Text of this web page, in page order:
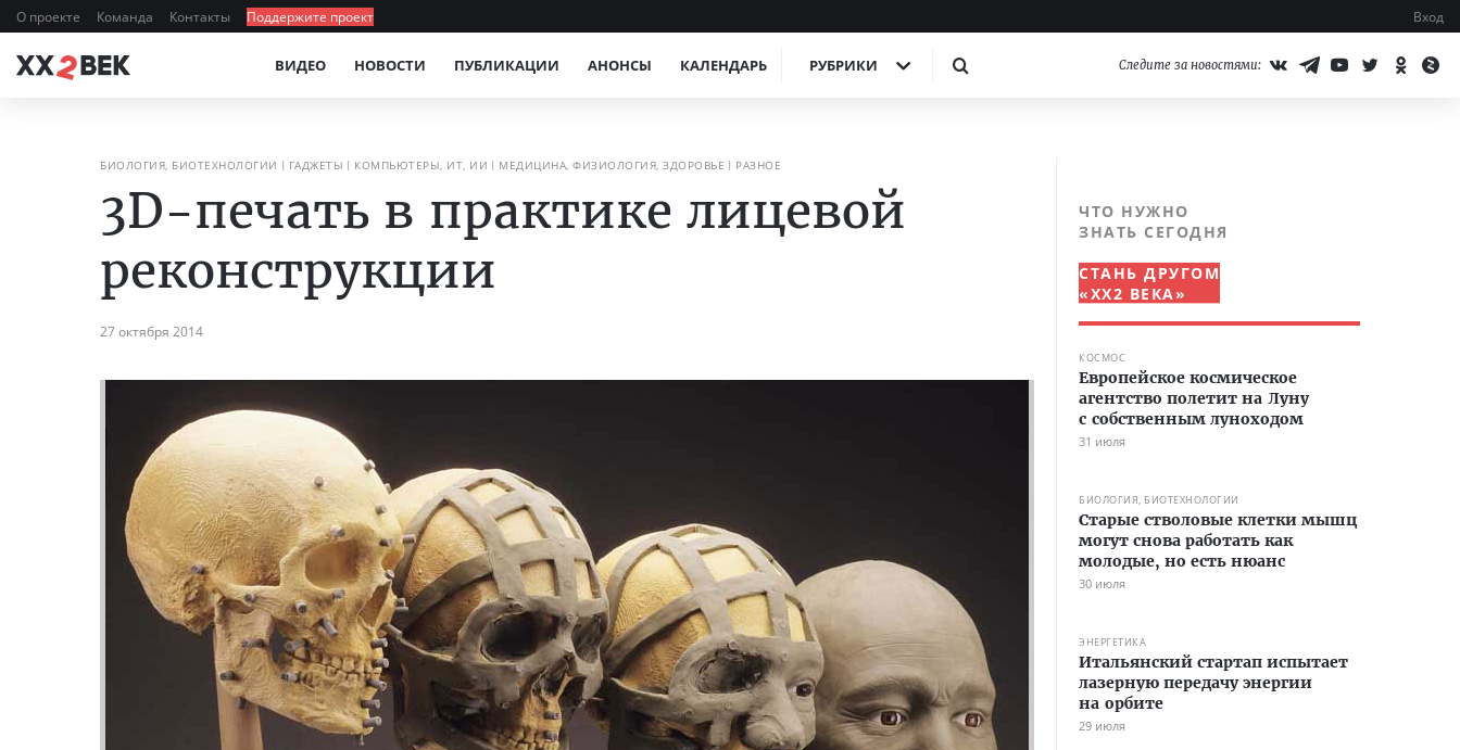
О проекте Команда Контакты Поддержите проект Вход
ВИДЕО НОВОСТИ ПУБЛИКАЦИИ АНОНСЫ КАЛЕНДАРЬ РУБРИКИ Следите за новостями:
БИОЛОГИЯ, БИОТЕХНОЛОГИИ ГАДЖЕТЫ КОМПЬЮТЕРЫ, ИТ, ИИ МЕДИЦИНА, ФИЗИОЛОГИЯ, ЗДОРОВЬЕ РАЗНОЕ
3D-печать в практике лицевой
реконструкции
27 октября 2014
ЧТО НУЖНО
ЗНАТЬ СЕГОДНЯ
СТАНЬ ДРУГОМ
«XX2 ВЕКА»
КОСМОС
Европейское космическое
агентство полетит на Луну
с собственным луноходом
31 июля
БИОЛОГИЯ, БИОТЕХНОЛОГИИ
Старые стволовые клетки мышц
могут снова работать как
молодые, но есть нюанс
30 июля
ЭНЕРГЕТИКА
Итальянский стартап испытает
лазерную передачу энергии
на орбите
29 июля